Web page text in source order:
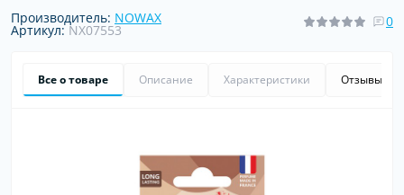
Производитель: NOWAX
Артикул: NX07553
0
Все о товаре Описание Характеристики Отзывы